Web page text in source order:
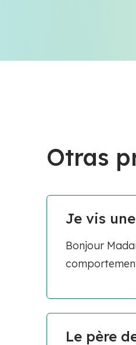
Otras
Je vis
Bonjour
Le père